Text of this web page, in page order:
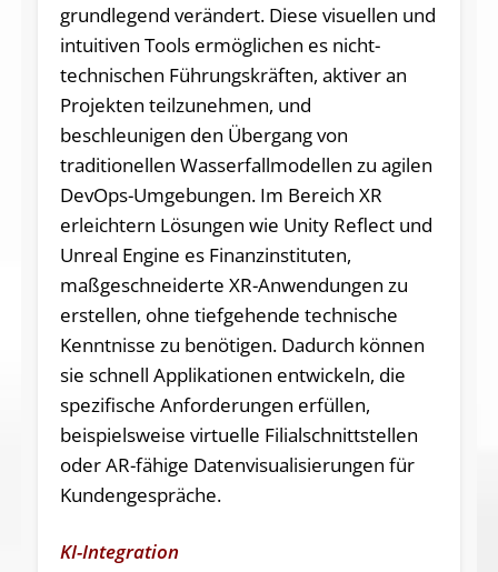
grundlegend verändert. Diese visuellen und
intuitiven Tools ermöglichen es nicht-
technischen Führungskräften, aktiver an
Projekten teilzunehmen, und
beschleunigen den Übergang von
traditionellen Wasserfallmodellen zu agilen
DevOps-Umgebungen. Im Bereich XR
erleichtern Lösungen wie Unity Reflect und
Unreal Engine es Finanzinstituten,
maßgeschneiderte XR-Anwendungen zu
erstellen, ohne tiefgehende technische
Kenntnisse zu benötigen. Dadurch können
sie schnell Applikationen entwickeln, die
spezifische Anforderungen erfüllen,
beispielsweise virtuelle Filialschnittstellen
oder AR-fähige Datenvisualisierungen für
Kundengespräche.
KI-Integration